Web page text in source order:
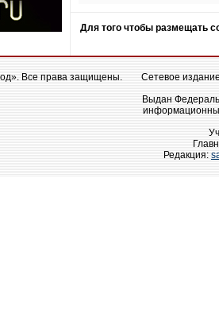
Для того чтобы размещать
Все права защищены.
Сетевое
Выдан
Редакция: